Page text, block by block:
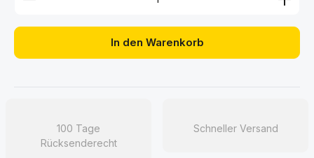
In den Warenkorb
100 Tage
Rücksenderecht
Schneller Versand